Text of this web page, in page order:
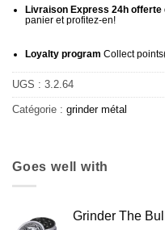
Livraison Express 24h offerte
panier et profitez-en!
Loyalty program Collect points
UGS : 3.2.64
Catégorie : grinder métal
Goes well with
Grinder The